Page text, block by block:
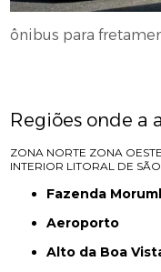
ônibus para
Regiões onde a
ZONA NORTE ZONA OESTE
INTERIOR LITORAL DE
Fazenda
Aeroporto
Alto da Boa